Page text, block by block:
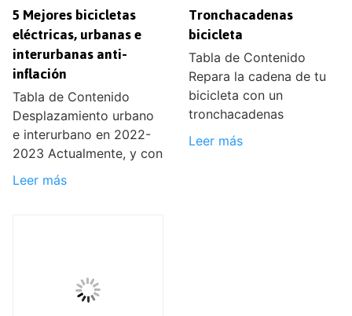
5 Mejores bicicletas
eléctricas, urbanas e
interurbanas anti-
inflación
Tabla de Contenido
Desplazamiento urbano
e interurbano en 2022-
2023 Actualmente, y con
Leer más
Tronchacadenas
bicicleta
Tabla de Contenido
Repara la cadena de tu
bicicleta con un
tronchacadenas
Leer más